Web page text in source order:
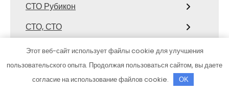
СТО Рубикон
СТО, СТО
СТО, СТО
Страйк
Этот веб-сайт использует файлы cookie для улучшения
пользовательского опыта. Продолжая пользоваться сайтом, вы даете
согласие на использование файлов cookie.
OK